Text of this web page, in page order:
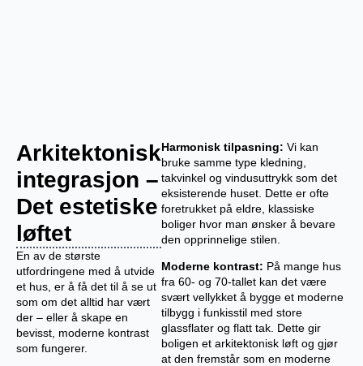
Arkitektonisk
integrasjon –
Det estetiske
løftet
En av de største
utfordringene med å utvide
et hus, er å få det til å se ut
som om det alltid har vært
der – eller å skape en
bevisst, moderne kontrast
som fungerer.
Harmonisk tilpasning: Vi kan
bruke samme type kledning,
takvinkel og vindusuttrykk som det
eksisterende huset. Dette er ofte
foretrukket på eldre, klassiske
boliger hvor man ønsker å bevare
den opprinnelige stilen.
Moderne kontrast: På mange hus
fra 60- og 70-tallet kan det være
svært vellykket å bygge et moderne
tilbygg i funkisstil med store
glassflater og flatt tak. Dette gir
boligen et arkitektonisk løft og gjør
at den fremstår som en moderne